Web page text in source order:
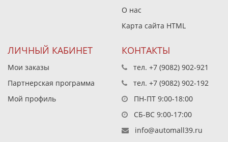
О нас
Карта сайта HTML
ЛИЧНЫЙ КАБИНЕТ
Мои заказы
Партнерская программа
Мой профиль
КОНТАКТЫ
тел. +7 (9082) 902-921
тел. +7 (9082) 902-192
ПН-ПТ 9:00-18:00
СБ-ВС 9:00-17:00
info@automall39.ru